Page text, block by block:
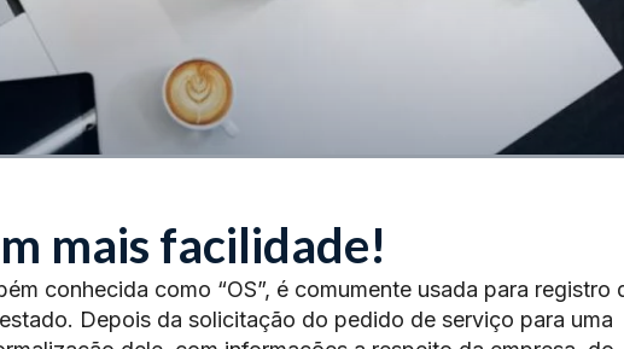
mais facilidade!
conhecida como “OS”, é comumente usada para registro
Depois da solicitação do pedido de serviço para uma